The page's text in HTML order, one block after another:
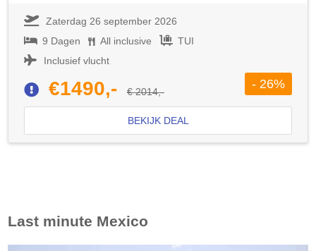
Zaterdag 26 september 2026
9 Dagen
All inclusive
TUI
Inclusief vlucht
€1490,- € 2014,-
- 26%
BEKIJK DEAL
Last minute Mexico